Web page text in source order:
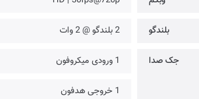
بلندگو 2 بلندگو @ 2 وات
جک صدا 1 ورودی میکروفون
1 خروجی هدفون